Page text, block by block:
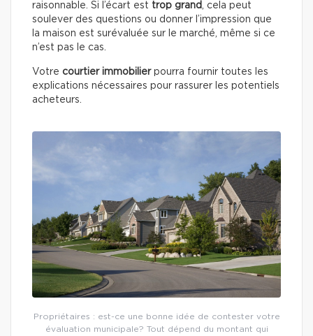
raisonnable. Si l’écart est trop grand, cela peut
soulever des questions ou donner l’impression que
la maison est surévaluée sur le marché, même si ce
n’est pas le cas.
Votre courtier immobilierpourra fournir toutes les
explications nécessaires pour rassurer les potentiels
acheteurs.
Propriétaires : est-ce une bonne idée de contester votre
évaluation municipale? Tout dépend du montant qui